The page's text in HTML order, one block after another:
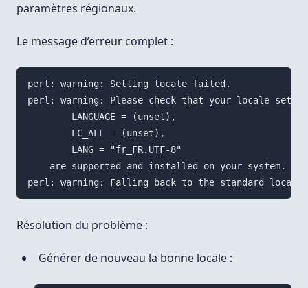
paramètres régionaux.
Le message d’erreur complet :
perl: warning: Setting locale failed.
perl: warning: Please check that your locale
        LANGUAGE = (unset),
        LC_ALL = (unset),
        LANG = "fr_FR.UTF-8"
    are supported and installed on your system.
Résolution du problème :
Générer de nouveau la bonne locale :